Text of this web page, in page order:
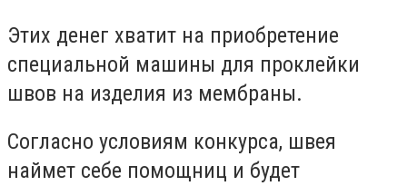
Этих денег хватит на приобретение
специальной машины для проклейки
швов на изделия из мембраны.
Согласно условиям конкурса, швея
наймет себе помощниц и будет